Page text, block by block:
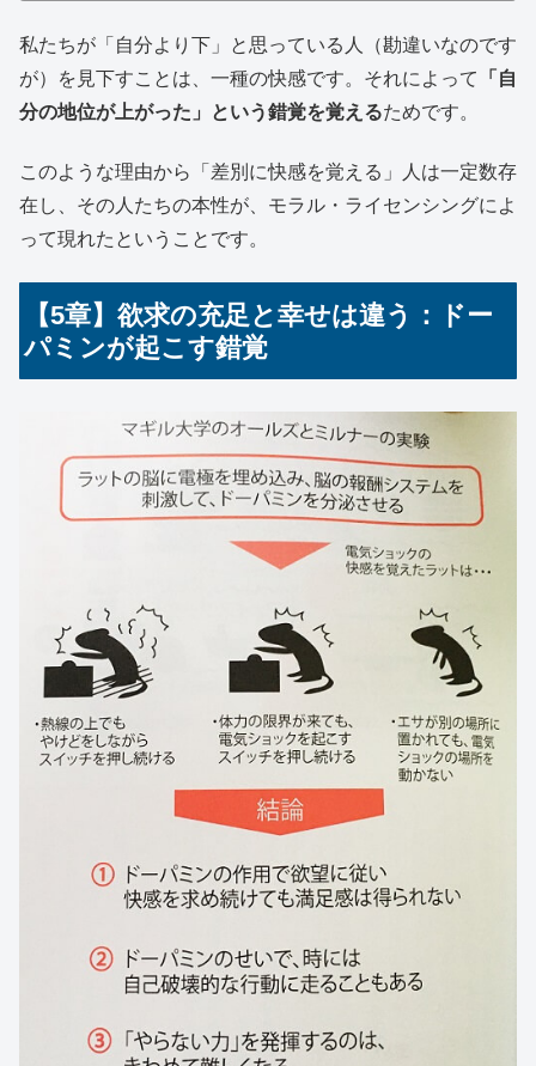
私たちが「自分より下」と思っている人（勘違いなのです
が）を見下すことは、一種の快感です。それによって
「自
分の地位が上がった」という錯覚を覚えるためです。
このような理由から「差別に快感を覚える」人は一定数存
在し、その人たちの本性が、モラル・ライセンシングによ
って現れたということです。
【5章】欲求の充足と幸せは違う：ドー
パミンが起こす錯覚